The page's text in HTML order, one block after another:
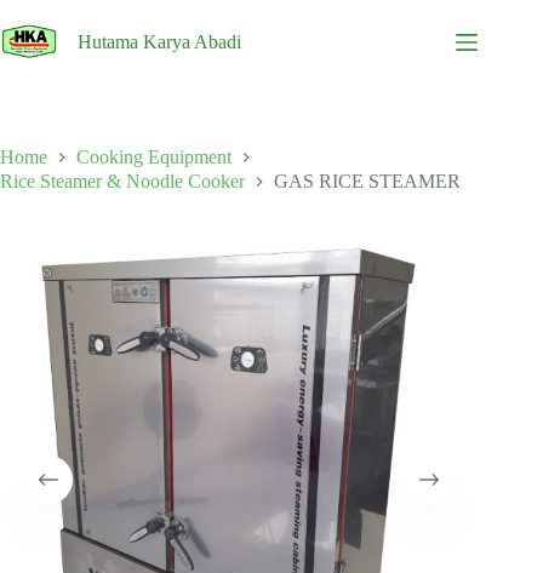
to
content
Hutama Karya Abadi
Home
Cooking Equipment
Rice Steamer & Noodle Cooker
GAS RICE STEAMER